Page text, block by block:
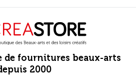
de fournitures beaux-arts
2000